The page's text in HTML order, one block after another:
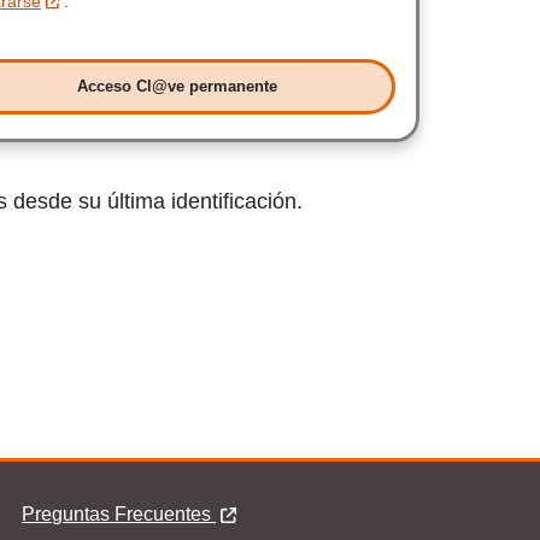
Acceso Cl@ve permanente
Acceso Clave permanente
desde su última identificación.
Preguntas Frecuentes